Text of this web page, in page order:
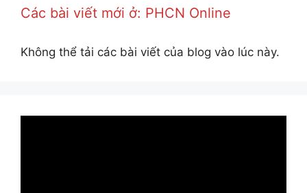
Các bài viết mới ở: PHCN Online
Không thể tải các bài viết của blog vào lúc này.